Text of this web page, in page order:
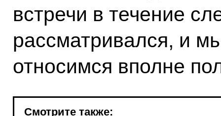
встречи в течение
рассматривался, и
относимся вполне
Смотрите также: